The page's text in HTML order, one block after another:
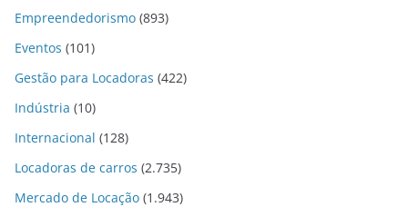
Empreendedorismo (893)
Eventos (101)
Gestão para Locadoras (422)
Indústria (10)
Internacional (128)
Locadoras de carros (2.735)
Mercado de Locação (1.943)